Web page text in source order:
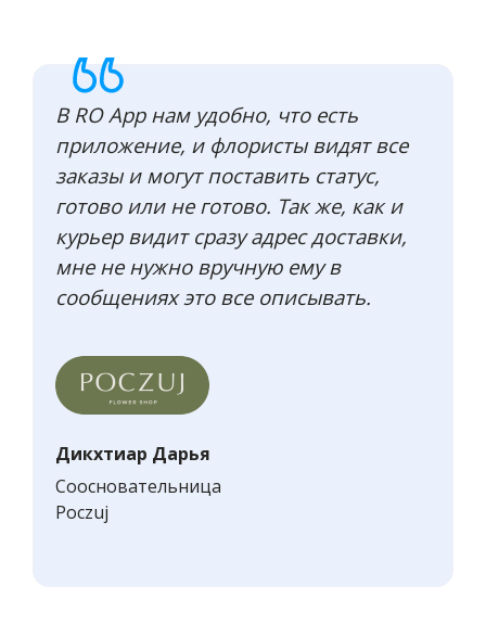
В RO App нам удобно, что есть
приложение, и флористы видят все
заказы и могут поставить статус,
готово или не готово. Так же, как и
курьер видит сразу адрес доставки,
мне не нужно вручную ему в
сообщениях это все описывать.
Дикхтиар Дарья
Соосновательница
Poczuj